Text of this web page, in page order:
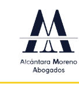
Saltar al